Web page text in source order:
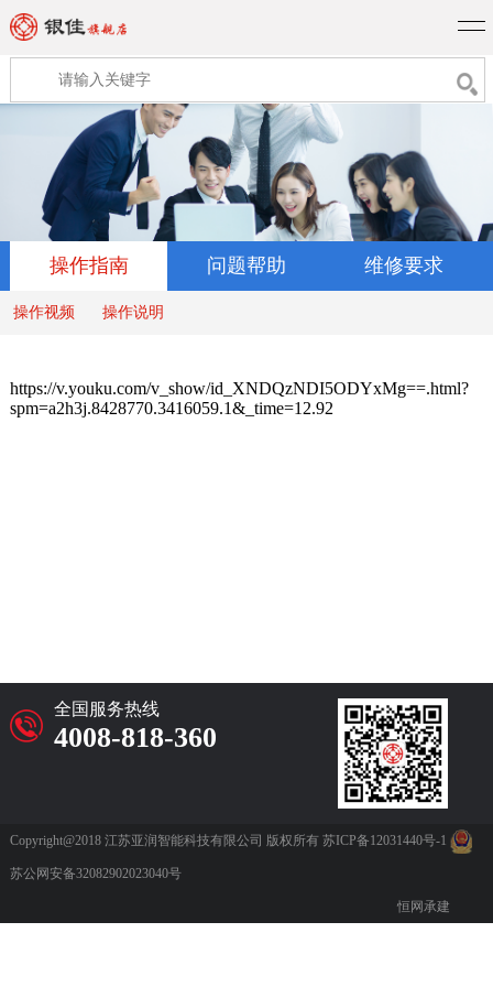
操作指南 问题帮助 维修要求
操作视频 操作说明
https://v.youku.com/v_show/id_XNDQzNDI5ODYxMg==.html?
spm=a2h3j.8428770.3416059.1&_time=12.92
全国服务热线
4008-818-360
Copyright@2018 江苏亚润智能科技有限公司 版权所有 苏ICP备12031440号-1
苏公网安备32082902023040号
恒网承建